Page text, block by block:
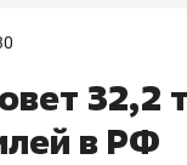
32,2
в РФ